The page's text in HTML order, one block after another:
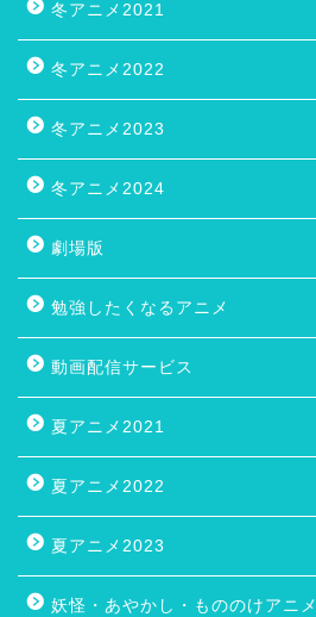
冬アニメ2021
冬アニメ2022
冬アニメ2023
冬アニメ2024
劇場版
勉強したくなるアニメ
動画配信サービス
夏アニメ2021
夏アニメ2022
夏アニメ2023
妖怪・あやかし・もののけアニメ